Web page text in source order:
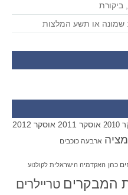
ביקורת
אוסקר 2011 אוסקר 2012
ארבעה כוכבים
כהן האקדמיה הישראלית לקולנוע
המבקרים טריילרים